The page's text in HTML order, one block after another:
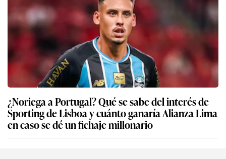
¿Noriega a Portugal? Qué se sabe del interés de
Sporting de Lisboa y cuánto ganaría Alianza Lima
en caso se dé un fichaje millonario